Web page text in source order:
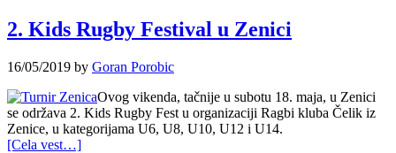
2. Kids Rugby Festival u Zenici
16/05/2019 by Goran Porobic
Ovog vikenda, tačnije u subotu 18. maja, u Zenici
se održava 2. Kids Rugby Fest u organizaciji Ragbi kluba Čelik iz
Zenice, u kategorijama U6, U8, U10, U12 i U14.
[Cela vest…]